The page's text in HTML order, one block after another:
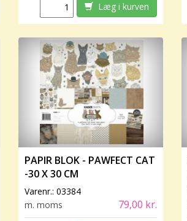
Læg i kurven
PAPIR BLOK - PAWFECT CAT
-30 X 30 CM
Varenr.: 03384
m. moms
79,00 kr.